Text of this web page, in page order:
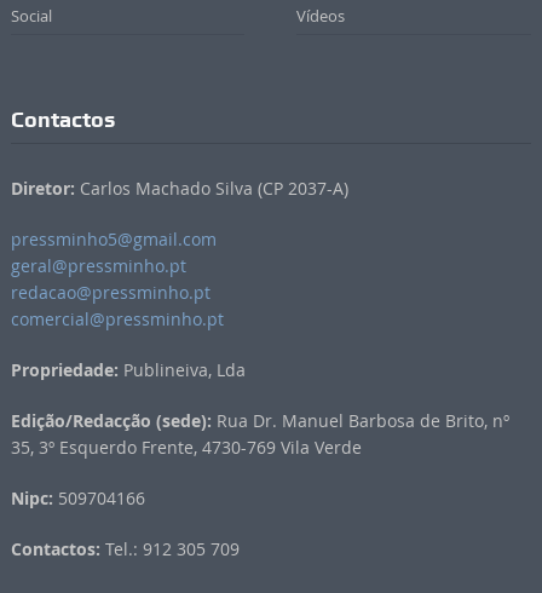
Social Vídeos
Contactos
Diretor: Carlos Machado Silva (CP 2037-A)
pressminho5@gmail.com
geral@pressminho.pt
redacao@pressminho.pt
comercial@pressminho.pt
Propriedade: Publineiva, Lda
Edição/Redacção (sede): Rua Dr. Manuel Barbosa de Brito, nº
35, 3º Esquerdo Frente, 4730-769 Vila Verde
Nipc: 509704166
Contactos: Tel.: 912 305 709